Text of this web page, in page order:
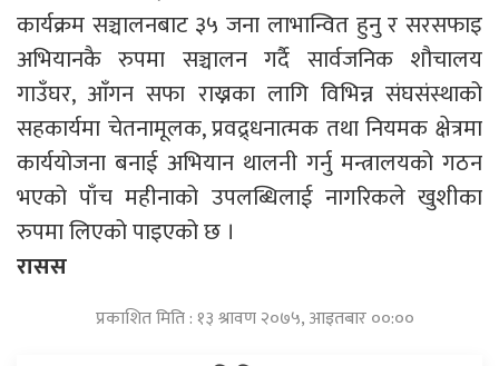
कार्यक्रम सञ्चालनबाट ३५ जना लाभान्वित हुनु र सरसफाइ
अभियानकै रुपमा सञ्चालन गर्दै सार्वजनिक शौचालय
गाउँघर, आँगन सफा राख्नका लागि विभिन्न संघसंस्थाको
सहकार्यमा चेतनामूलक, प्रवद्र्धनात्मक तथा नियमक क्षेत्रमा
कार्ययोजना बनाई अभियान थालनी गर्नु मन्त्रालयको गठन
भएको पाँच महीनाको उपलब्धिलाई नागरिकले खुशीका
रुपमा लिएको पाइएको छ ।
रासस
प्रकाशित मिति : १३ श्रावण २०७५, आइतबार ००:००